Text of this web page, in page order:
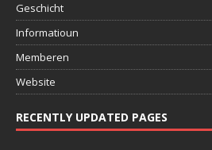
Geschicht
Informatioun
Memberen
Website
RECENTLY UPDATED PAGES